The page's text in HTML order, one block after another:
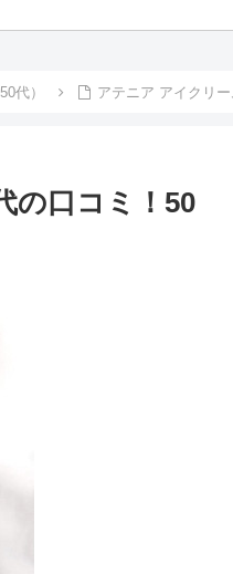
代） アテニア アイクリ
の口コミ！50